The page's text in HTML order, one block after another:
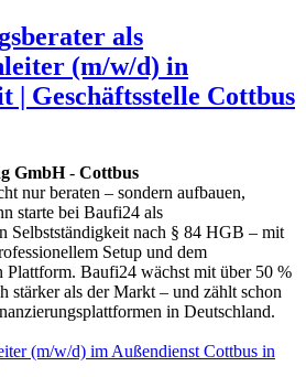
als
(m/w/d) in
| Geschäftsstelle Cottbus
GmbH- Cottbus
nur beraten – sondern aufbauen,
starte bei Baufi24 als
Selbstständigkeit nach § 84 HGB – mit
Setup und dem
Plattform. Baufi24 wächst mit über 50 %
stärker als der Markt – und zählt schon
in Deutschland.